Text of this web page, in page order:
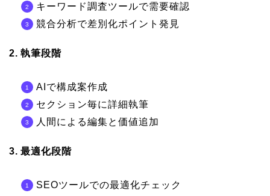
キーワード調査ツールで需要確認
競合分析で差別化ポイント発見
2. 執筆段階
AIで構成案作成
セクション毎に詳細執筆
人間による編集と価値追加
3. 最適化段階
SEOツールでの最適化チェック